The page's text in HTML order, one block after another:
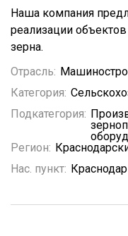
Наша компания
реализации
зерна.
Отрасль:
Категория:
Подкатегория:
Регион:
Нас. пункт: Краснодар